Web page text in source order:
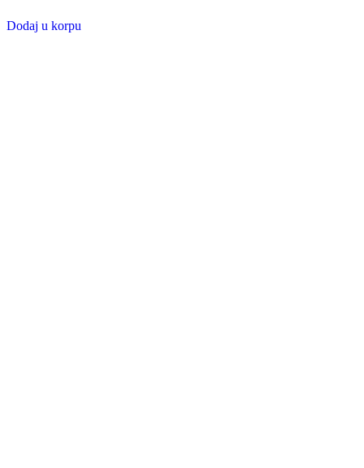
Dodaj u korpu